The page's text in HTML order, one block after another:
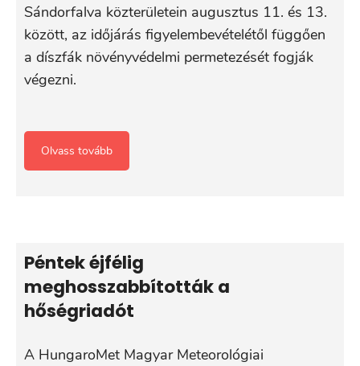
Sándorfalva közterületein augusztus 11. és 13.
között, az időjárás figyelembevételétől függően
a díszfák növényvédelmi permetezését fogják
végezni.
Olvass tovább
Péntek éjfélig
meghosszabbították a
hőségriadót
A HungaroMet Magyar Meteorológiai